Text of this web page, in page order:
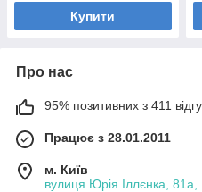
Купити
Про нас
95% позитивних з 411
Працює з 28.01.2011
м. Київ
вулиця Юрія Іллєнка, 81а,